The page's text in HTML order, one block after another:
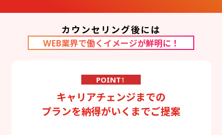
カウンセリング後には
WEB業界で働くイメージが鮮明に！
POINT1
キャリアチェンジまでの
プランを納得がいくまでご提案